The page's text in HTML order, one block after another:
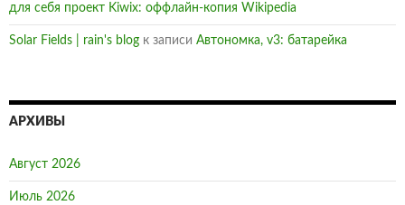
для себя проект Kiwix: оффлайн-копия Wikipedia
Solar Fields | rain's blog к записи Автономка, v3: батарейка
АРХИВЫ
Август 2026
Июль 2026